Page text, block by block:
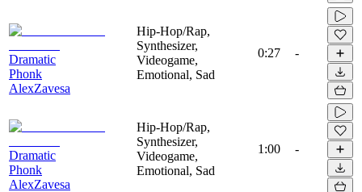
Dramatic
Phonk
AlexZavesa
Hip-Hop/Rap,
Synthesizer,
Videogame,
Emotional, Sad
0:27 -
Dramatic
Phonk
AlexZavesa
Hip-Hop/Rap,
Synthesizer,
Videogame,
Emotional, Sad
1:00 -